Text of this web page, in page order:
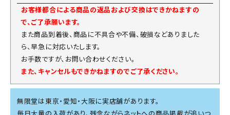
お客様都合による商品の返品および交換はできかねますの
で、ご了承願います。
また商品到着後、商品に不具合や不備、破損などありました
ら、早急に対応いたします。
お手数ですが、お問い合わせください。
また、キャンセルもできかねますのでご了承ください。
無限堂は東京・愛知・大阪に実店舗があります。
毎日大量の入荷があり、残念ながらネットへの商品掲載が追いつ